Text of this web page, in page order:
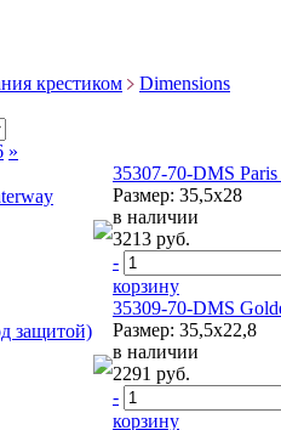
крестиком
Dimensions
»
35307-70-DMS
Размер: 35,5х28
в наличии
3213 руб.
-
корзину
защитой)
35309-70-DMS
Размер: 35,5х22,8
в наличии
2291 руб.
-
корзину